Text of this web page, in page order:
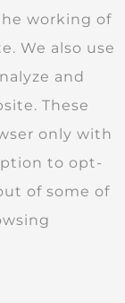
working of
We also use
and
These
only with
to opt-
of some of